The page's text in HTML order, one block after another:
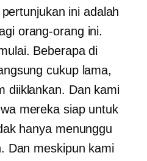
ini adalah
orang-orang ini.
Beberapa di
cukup lama,
diiklankan. Dan kami
mereka siap untuk
hanya menunggu
Dan meskipun kami